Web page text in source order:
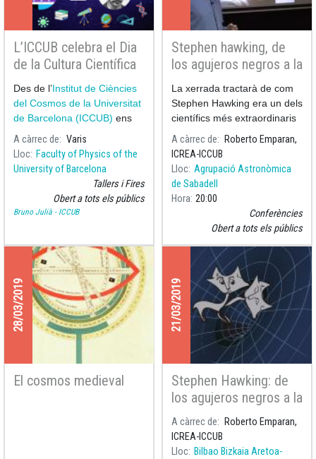
L’ICCUB celebra el Dia
de la Cultura Científica
2022
Des de l’Institut de Ciències
del Cosmos de la Universitat
de Barcelona (ICCUB) ens
sumem a les celebracions d
A càrrec de
Varis
Lloc Faculty of Physics of the
University of Barcelona
Tallers i Fires
Obert a tots els públics
Bruno Julià - ICCUB
Stephen hawking, de
los agujeros negros a la
teoría del todo
La xerrada tractarà de com
Stephen Hawking era un dels
científics més extraordinaris
però també com era un
ésser humà dels més
excepcionals que ha vist el
nostre planeta, juntament
amb Albert Einst
A càrrec de
Roberto Emparan,
ICREA-ICCUB
Lloc Agrupació Astronòmica
de Sabadell
Hora 20:00
Conferències
Obert a tots els públics
28/03/2019
El cosmos medieval
21/03/2019
Stephen Hawking: de
los agujeros negros a la
Teoría del Todo
A càrrec de
Roberto Emparan,
ICREA-ICCUB
Lloc Bilbao Bizkaia Aretoa-